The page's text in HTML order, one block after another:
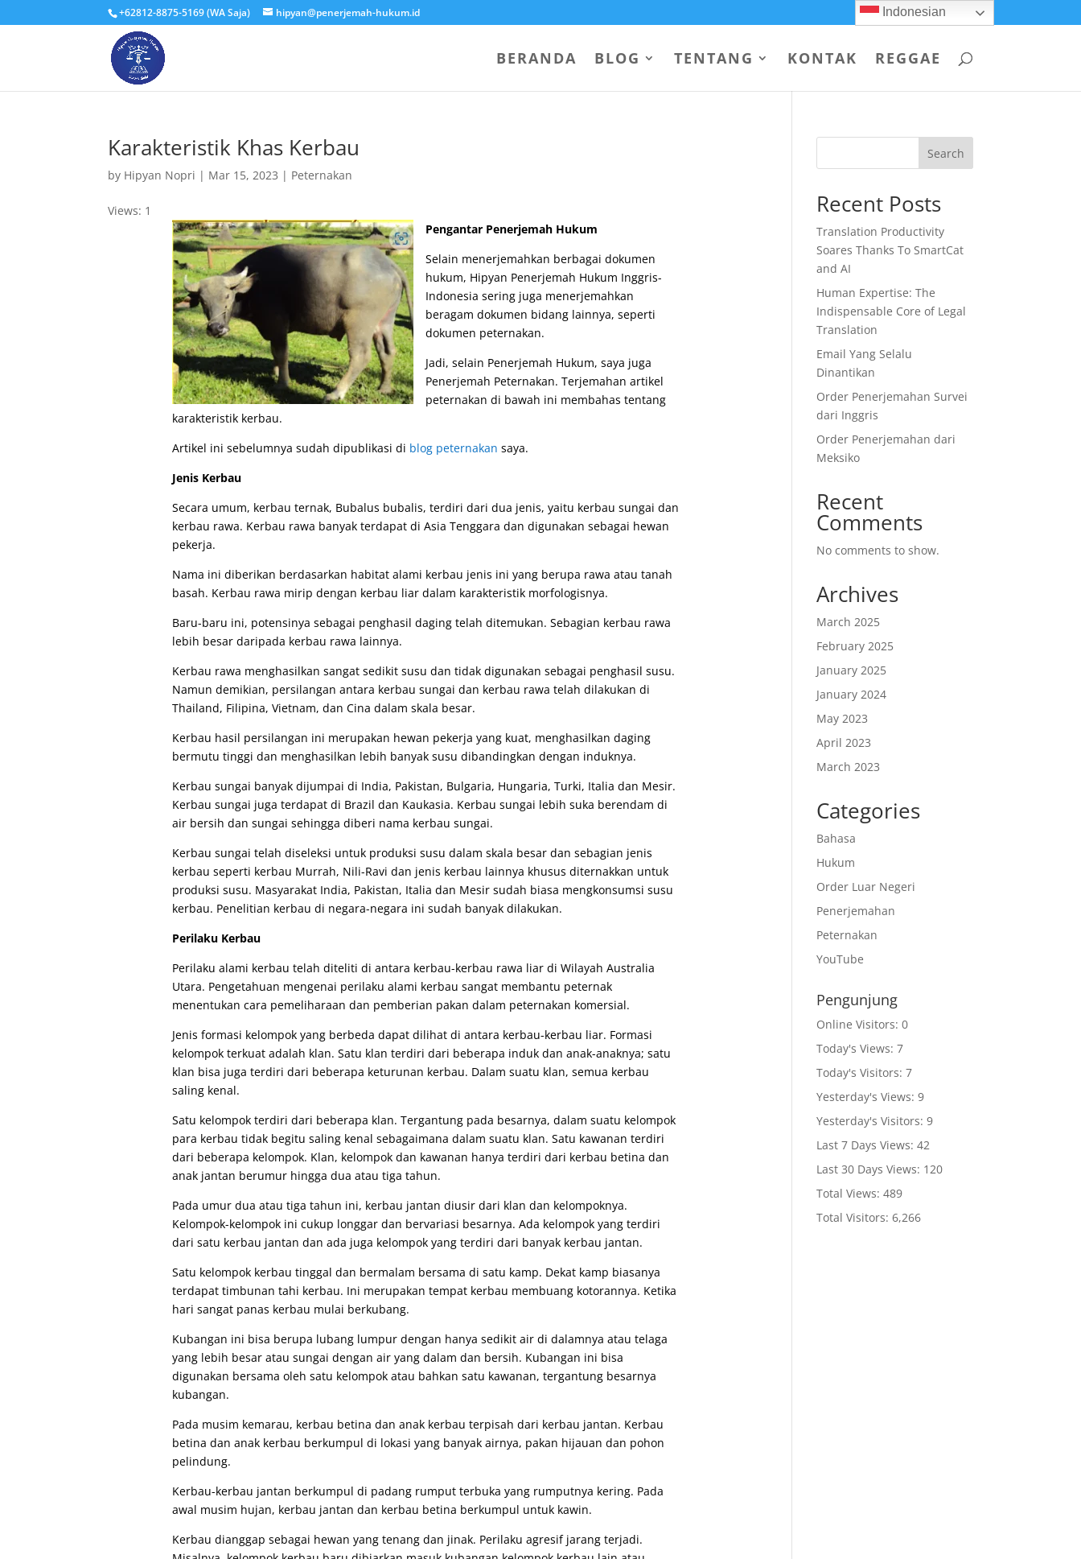
+62812-8875-5169 (WA Saja) hipyan@penerjemah-hukum.id
BERANDA BLOG TENTANG KONTAK REGGAE
Karakteristik Khas Kerbau
by Hipyan Nopri | Mar 15, 2023 | Peternakan
Views: 1
Pengantar Penerjemah Hukum
Selain menerjemahkan berbagai dokumen
hukum, Hipyan Penerjemah Hukum Inggris-
Indonesia sering juga menerjemahkan
beragam dokumen bidang lainnya, seperti
dokumen peternakan.
Jadi, selain Penerjemah Hukum, saya juga
Penerjemah Peternakan. Terjemahan artikel
peternakan di bawah ini membahas tentang
karakteristik kerbau.
Artikel ini sebelumnya sudah dipublikasi di blog peternakan saya.
Jenis Kerbau
Secara umum, kerbau ternak, Bubalus bubalis, terdiri dari dua jenis, yaitu kerbau sungai dan
kerbau rawa. Kerbau rawa banyak terdapat di Asia Tenggara dan digunakan sebagai hewan
pekerja.
Nama ini diberikan berdasarkan habitat alami kerbau jenis ini yang berupa rawa atau tanah
basah. Kerbau rawa mirip dengan kerbau liar dalam karakteristik morfologisnya.
Baru-baru ini, potensinya sebagai penghasil daging telah ditemukan. Sebagian kerbau rawa
lebih besar daripada kerbau rawa lainnya.
Kerbau rawa menghasilkan sangat sedikit susu dan tidak digunakan sebagai penghasil susu.
Namun demikian, persilangan antara kerbau sungai dan kerbau rawa telah dilakukan di
Thailand, Filipina, Vietnam, dan Cina dalam skala besar.
Kerbau hasil persilangan ini merupakan hewan pekerja yang kuat, menghasilkan daging
bermutu tinggi dan menghasilkan lebih banyak susu dibandingkan dengan induknya.
Kerbau sungai banyak dijumpai di India, Pakistan, Bulgaria, Hungaria, Turki, Italia dan Mesir.
Kerbau sungai juga terdapat di Brazil dan Kaukasia. Kerbau sungai lebih suka berendam di
air bersih dan sungai sehingga diberi nama kerbau sungai.
Kerbau sungai telah diseleksi untuk produksi susu dalam skala besar dan sebagian jenis
kerbau seperti kerbau Murrah, Nili-Ravi dan jenis kerbau lainnya khusus diternakkan untuk
produksi susu. Masyarakat India, Pakistan, Italia dan Mesir sudah biasa mengkonsumsi susu
kerbau. Penelitian kerbau di negara-negara ini sudah banyak dilakukan.
Perilaku Kerbau
Perilaku alami kerbau telah diteliti di antara kerbau-kerbau rawa liar di Wilayah Australia
Utara. Pengetahuan mengenai perilaku alami kerbau sangat membantu peternak
menentukan cara pemeliharaan dan pemberian pakan dalam peternakan komersial.
Jenis formasi kelompok yang berbeda dapat dilihat di antara kerbau-kerbau liar. Formasi
kelompok terkuat adalah klan. Satu klan terdiri dari beberapa induk dan anak-anaknya; satu
klan bisa juga terdiri dari beberapa keturunan kerbau. Dalam suatu klan, semua kerbau
saling kenal.
Satu kelompok terdiri dari beberapa klan. Tergantung pada besarnya, dalam suatu kelompok
para kerbau tidak begitu saling kenal sebagaimana dalam suatu klan. Satu kawanan terdiri
dari beberapa kelompok. Klan, kelompok dan kawanan hanya terdiri dari kerbau betina dan
anak jantan berumur hingga dua atau tiga tahun.
Pada umur dua atau tiga tahun ini, kerbau jantan diusir dari klan dan kelompoknya.
Kelompok-kelompok ini cukup longgar dan bervariasi besarnya. Ada kelompok yang terdiri
dari satu kerbau jantan dan ada juga kelompok yang terdiri dari banyak kerbau jantan.
Satu kelompok kerbau tinggal dan bermalam bersama di satu kamp. Dekat kamp biasanya
terdapat timbunan tahi kerbau. Ini merupakan tempat kerbau membuang kotorannya. Ketika
hari sangat panas kerbau mulai berkubang.
Kubangan ini bisa berupa lubang lumpur dengan hanya sedikit air di dalamnya atau telaga
yang lebih besar atau sungai dengan air yang dalam dan bersih. Kubangan ini bisa
digunakan bersama oleh satu kelompok atau bahkan satu kawanan, tergantung besarnya
kubangan.
Pada musim kemarau, kerbau betina dan anak kerbau terpisah dari kerbau jantan. Kerbau
betina dan anak kerbau berkumpul di lokasi yang banyak airnya, pakan hijauan dan pohon
pelindung.
Kerbau-kerbau jantan berkumpul di padang rumput terbuka yang rumputnya kering. Pada
awal musim hujan, kerbau jantan dan kerbau betina berkumpul untuk kawin.
Kerbau dianggap sebagai hewan yang tenang dan jinak. Perilaku agresif jarang terjadi.
Search
Recent Posts
Translation Productivity
Soares Thanks To SmartCat
and AI
Human Expertise: The
Indispensable Core of Legal
Translation
Email Yang Selalu
Dinantikan
Order Penerjemahan Survei
dari Inggris
Order Penerjemahan dari
Meksiko
Recent
Comments
No comments to show.
Archives
March 2025
February 2025
January 2025
January 2024
May 2023
April 2023
March 2023
Categories
Bahasa
Hukum
Order Luar Negeri
Penerjemahan
Peternakan
YouTube
Pengunjung
Online Visitors:0
Today's Views:7
Today's Visitors:7
Yesterday's Views:9
Yesterday's Visitors:9
Last 7 Days Views:42
Last 30 Days Views: 120
Total Views:489
Total Visitors:6,266
Indonesian